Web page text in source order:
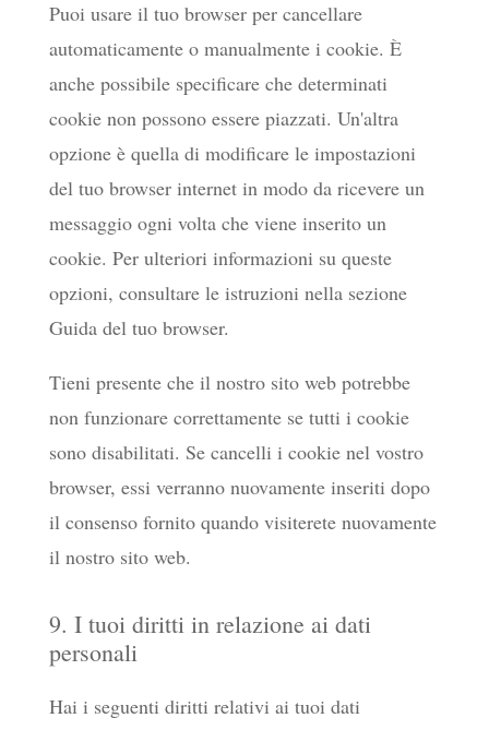
Puoi usare il tuo browser per cancellare
automaticamente o manualmente i cookie. È
anche possibile specificare che determinati
cookie non possono essere piazzati. Un'altra
opzione è quella di modificare le impostazioni
del tuo browser internet in modo da ricevere un
messaggio ogni volta che viene inserito un
cookie. Per ulteriori informazioni su queste
opzioni, consultare le istruzioni nella sezione
Guida del tuo browser.
Tieni presente che il nostro sito web potrebbe
non funzionare correttamente se tutti i cookie
sono disabilitati. Se cancelli i cookie nel vostro
browser, essi verranno nuovamente inseriti dopo
il consenso fornito quando visiterete nuovamente
il nostro sito web.
9. I tuoi diritti in relazione ai dati
personali
Hai i seguenti diritti relativi ai tuoi dati